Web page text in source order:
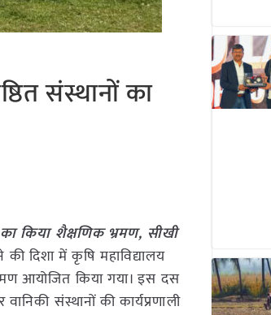
संस्थानों का
का किया शैक्षणिक भ्रमण, सीखी
दिशा में कृषि महाविद्यालय
आयोजित किया गया। इस दस
संस्थानों की कार्यप्रणाली